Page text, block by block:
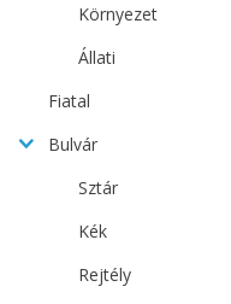
Környezet
Állati
Fiatal
Bulvár
Sztár
Kék
Rejtély